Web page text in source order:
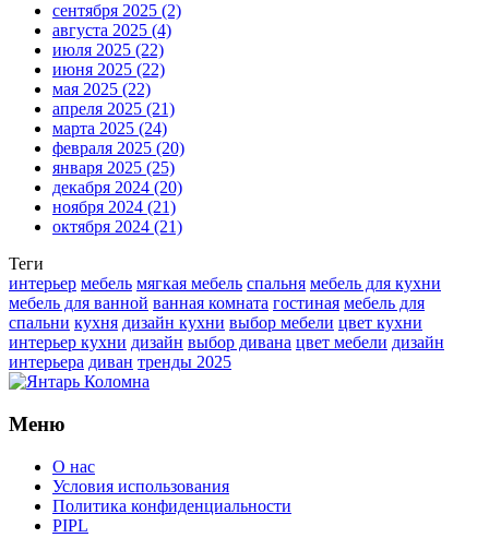
сентября 2025 (2)
августа 2025 (4)
июля 2025 (22)
июня 2025 (22)
мая 2025 (22)
апреля 2025 (21)
марта 2025 (24)
февраля 2025 (20)
января 2025 (25)
декабря 2024 (20)
ноября 2024 (21)
октября 2024 (21)
Теги
интерьер мебель мягкая мебель спальня мебель для кухни
мебель для ванной ванная комната гостиная мебель для
спальни кухня дизайн кухни выбор мебели цвет кухни
интерьер кухни дизайн выбор дивана цвет мебели дизайн
интерьера диван тренды 2025
Меню
О нас
Условия использования
Политика конфиденциальности
PIPL